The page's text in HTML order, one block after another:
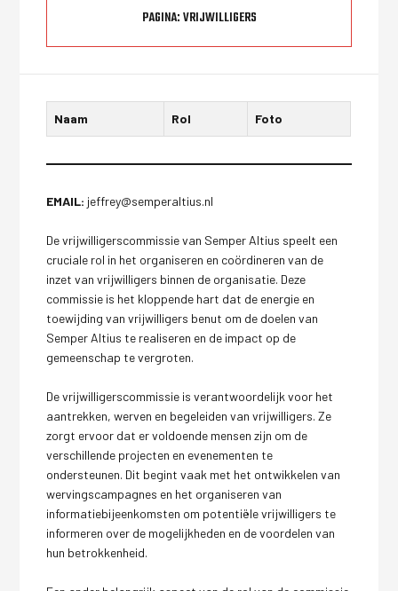
PAGINA:VRIJWILLIGERS
Naam Rol Foto
EMAIL: jeffrey@semperaltius.nl
De vrijwilligerscommissie van Semper Altius speelt een
cruciale rol in het organiseren en coördineren van de
inzet van vrijwilligers binnen de organisatie. Deze
commissie is het kloppende hart dat de energie en
toewijding van vrijwilligers benut om de doelen van
Semper Altius te realiseren en de impact op de
gemeenschap te vergroten.
De vrijwilligerscommissie is verantwoordelijk voor het
aantrekken, werven en begeleiden van vrijwilligers. Ze
zorgt ervoor dat er voldoende mensen zijn om de
verschillende projecten en evenementen te
ondersteunen. Dit begint vaak met het ontwikkelen van
wervingscampagnes en het organiseren van
informatiebijeenkomsten om potentiële vrijwilligers te
informeren over de mogelijkheden en de voordelen van
hun betrokkenheid.